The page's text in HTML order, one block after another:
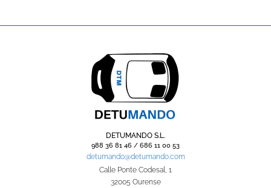
DETUMANDO S.L.
988 36 81 46 / 686 11 00 53
detumando@detumando.com
Calle Ponte Codesal, 1
32005 Ourense